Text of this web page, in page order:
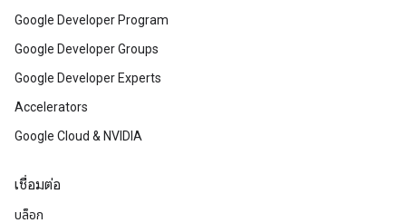
Google Developer Program
Google Developer Groups
Google Developer Experts
Accelerators
Google Cloud & NVIDIA
เชื่อมต่อ
บล็อก